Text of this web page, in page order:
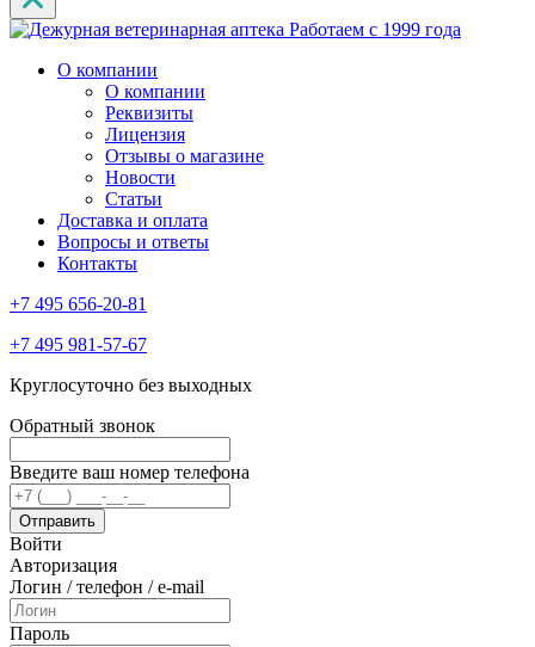
Работаем с 1999 года
О компании
О компании
Реквизиты
Лицензия
Отзывы о магазине
Новости
Статьи
Доставка и оплата
Вопросы и ответы
Контакты
+7 495 656-20-81
+7 495 981-57-67
Круглосуточно без выходных
Обратный звонок
Введите ваш номер телефона
Войти
Авторизация
Логин / телефон / e-mail
Пароль